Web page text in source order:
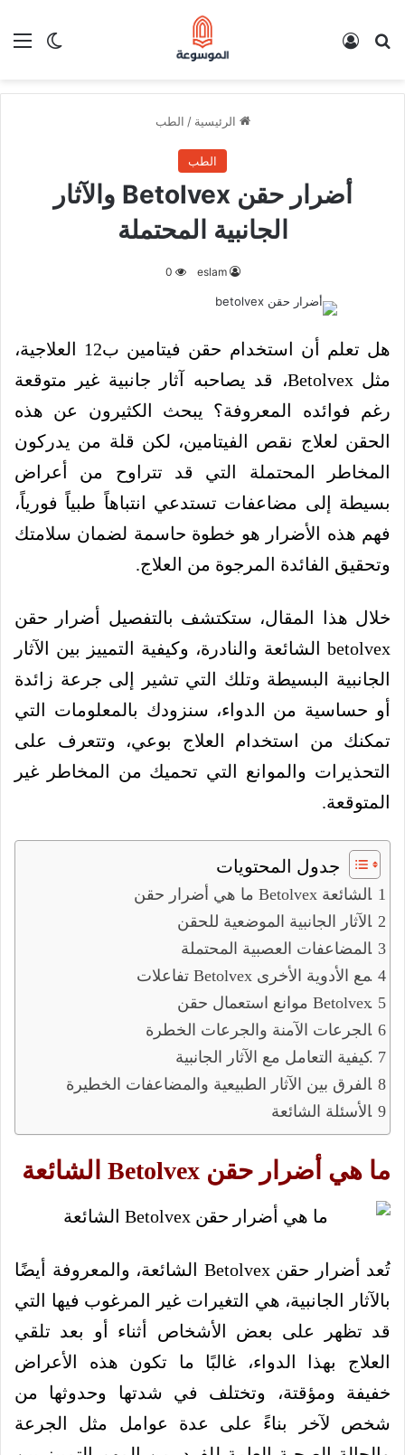
الوضع بحث عن
الرئيسية / الطب
الطب
أضرار حقن Betolvex والآثار
الجانبية المحتملة
eslam
0
هل تعلم أن استخدام حقن فيتامين ب12 العلاجية،
مثل Betolvex، قد يصاحبه آثار جانبية غير متوقعة
رغم فوائده المعروفة؟ يبحث الكثيرون عن هذه
الحقن لعلاج نقص الفيتامين، لكن قلة من يدركون
المخاطر المحتملة التي قد تتراوح من أعراض
بسيطة إلى مضاعفات تستدعي انتباهاً طبياً فورياً،
فهم هذه الأضرار هو خطوة حاسمة لضمان سلامتك
وتحقيق الفائدة المرجوة من العلاج.
خلال هذا المقال، ستكتشف بالتفصيل أضرار حقن
betolvex الشائعة والنادرة، وكيفية التمييز بين الآثار
الجانبية البسيطة وتلك التي تشير إلى جرعة زائدة
أو حساسية من الدواء، سنزودك بالمعلومات التي
تمكنك من استخدام العلاج بوعي، وتتعرف على
التحذيرات والموانع التي تحميك من المخاطر غير
المتوقعة.
جدول المحتويات
ما هي أضرار حقن Betolvex الشائعة
الآثار الجانبية الموضعية للحقن
المضاعفات العصبية المحتملة
تفاعلات Betolvex مع الأدوية الأخرى
موانع استعمال حقن Betolvex
الجرعات الآمنة والجرعات الخطرة
كيفية التعامل مع الآثار الجانبية
الفرق بين الآثار الطبيعية والمضاعفات الخطيرة
الأسئلة الشائعة
ما هي أضرار حقن Betolvex الشائعة
تُعد أضرار حقن Betolvex الشائعة، والمعروفة أيضًا
بالآثار الجانبية، هي التغيرات غير المرغوب فيها التي
قد تظهر على بعض الأشخاص أثناء أو بعد تلقي
العلاج بهذا الدواء، غالبًا ما تكون هذه الأعراض
خفيفة ومؤقتة، وتختلف في شدتها وحدوثها من
شخص لآخر بناءً على عدة عوامل مثل الجرعة